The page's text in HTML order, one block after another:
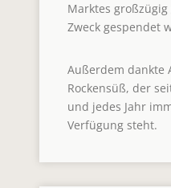
Marktes
Zweck gespendet
Außerdem dankte
Rockensüß, der
und jedes Jahr
Verfügung steht.